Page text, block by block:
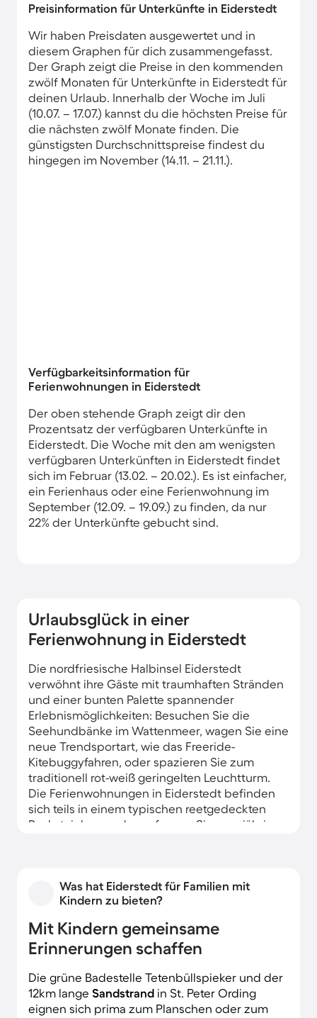
Preisinformation für Unterkünfte in Eiderstedt
Wir haben Preisdaten ausgewertet und in
diesem Graphen für dich zusammengefasst.
Der Graph zeigt die Preise in den kommenden
zwölf Monaten für Unterkünfte in Eiderstedt für
deinen Urlaub. Innerhalb der Woche im Juli
(10.07. – 17.07.) kannst du die höchsten Preise für
die nächsten zwölf Monate finden. Die
günstigsten Durchschnittspreise findest du
hingegen im November (14.11. – 21.11.).
Verfügbarkeitsinformation für
Ferienwohnungen in Eiderstedt
Der oben stehende Graph zeigt dir den
Prozentsatz der verfügbaren Unterkünfte in
Eiderstedt. Die Woche mit den am wenigsten
verfügbaren Unterkünften in Eiderstedt findet
sich im Februar (13.02. – 20.02.). Es ist einfacher,
ein Ferienhaus oder eine Ferienwohnung im
September (12.09. – 19.09.) zu finden, da nur
22% der Unterkünfte gebucht sind.
Urlaubsglück in einer
Ferienwohnung in Eiderstedt
Die nordfriesische Halbinsel Eiderstedt
verwöhnt ihre Gäste mit traumhaften Stränden
und einer bunten Palette spannender
Erlebnismöglichkeiten: Besuchen Sie die
Seehundbänke im Wattenmeer, wagen Sie eine
neue Trendsportart, wie das Freeride-
Kitebuggyfahren, oder spazieren Sie zum
traditionell rot-weiß geringelten Leuchtturm.
Die Ferienwohnungen in Eiderstedt befinden
sich teils in einem typischen reetgedeckten
Backsteinbau und empfangen Sie ganzjährig
Was hat Eiderstedt für Familien mit
Kindern zu bieten?
Mit Kindern gemeinsame
Erinnerungen schaffen
Die grüne Badestelle Tetenbüllspieker und der
12km lange Sandstrand in St. Peter Ording
eignen sich prima zum Planschen oder zum